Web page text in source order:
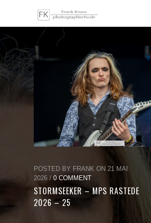
POSTED BY FRANK ON 21 MAI
2026 / 0 COMMENT
STORMSEEKER – MPS RASTEDE
2026 – 25